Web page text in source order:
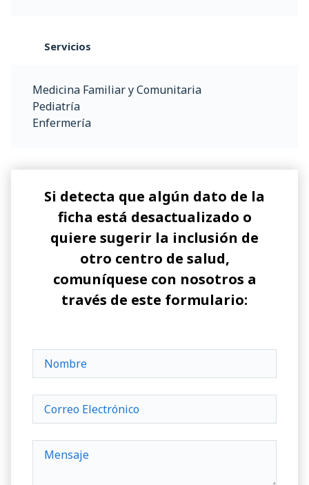
Servicios
Medicina Familiar y Comunitaria
Pediatría
Enfermería
Si detecta que algún dato de la
ficha está desactualizado o
quiere sugerir la inclusión de
otro centro de salud,
comuníquese con nosotros a
través de este formulario: